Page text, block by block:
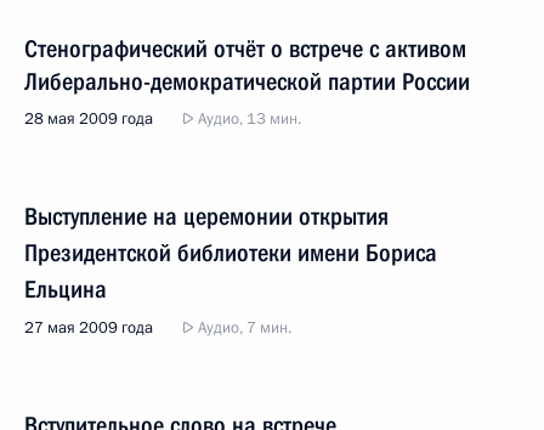
Стенографический отчёт о встрече с активом
Либерально-демократической партии России
28 мая 2009 года Аудио, 13 мин.
Выступление на церемонии открытия
Президентской библиотеки имени Бориса
Ельцина
27 мая 2009 года Аудио, 7 мин.